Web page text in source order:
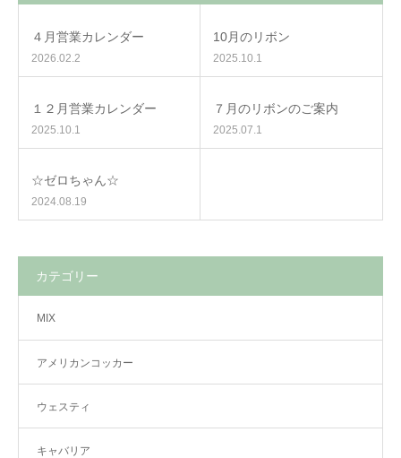
４月営業カレンダー
2026.02.2
10月のリボン
2025.10.1
１２月営業カレンダー
2025.10.1
７月のリボンのご案内
2025.07.1
☆ゼロちゃん☆
2024.08.19
カテゴリー
MIX
アメリカンコッカー
ウェスティ
キャバリア